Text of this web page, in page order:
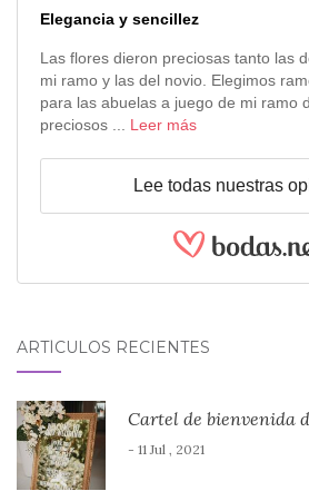
Elegancia y sencillez
Las flores dieron preciosas tanto las
mi ramo y las del novio. Elegimos
para las abuelas a juego de mi ramo
preciosos ... Leer más
Lee todas nuestras
ARTÍCULOS RECIENTES
Cartel de bienvenida
- 11 Jul , 2021